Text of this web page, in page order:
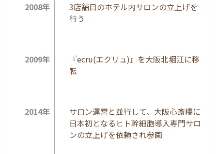
2008年
3店舗目のホテル内サロンの立上げを
行う
2009年
『ecru(エクリュ)』を大阪北堀江に移
転
2014年
サロン運営と並行して、大阪心斎橋に
日本初となるヒト幹細胞導入専門サロ
ンの立上げを依頼され参画